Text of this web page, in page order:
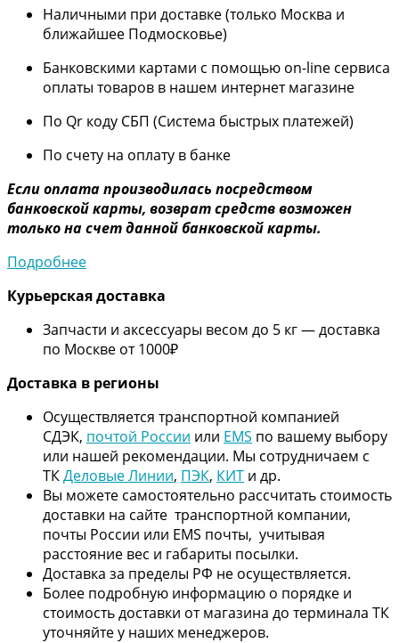
Наличными при доставке (только Москва и
ближайшее Подмосковье)
Банковскими картами с помощью on-line сервиса
оплаты товаров в нашем интернет магазине
По Qr коду СБП (Система быстрых платежей)
По счету на оплату в банке
Если оплата производилась посредством
банковской карты, возврат средств возможен
только на счет данной банковской карты.
Подробнее
Курьерская доставка
Запчасти и аксессуары весом до 5 кг — доставка
по Москве от 1000₽
Доставка в регионы
Осуществляется транспортной компанией
СДЭК, почтой России или EMS по вашему выбору
или нашей рекомендации. Мы сотрудничаем с
ТКДеловые Линии, ПЭК, КИТ и др.
Вы можете самостоятельно рассчитать стоимость
доставки на сайте транспортной компании,
почты России или EMS почты, учитывая
расстояние вес и габариты посылки.
Доставка за пределы РФ не осуществляется.
Более подробную информацию о порядке и
стоимость доставки от магазина до терминала ТК
уточняйте у наших менеджеров.